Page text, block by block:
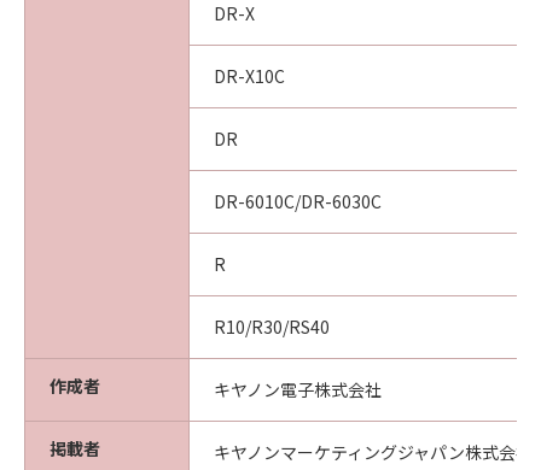
DR-X
DR-X10C
DR
DR-6010C/DR-6030C
R
R10/R30/RS40
作成者 キヤノン電子株式会社
掲載者 キヤノンマーケティングジャパン株式会社